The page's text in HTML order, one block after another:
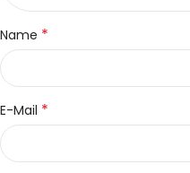
Name *
E-Mail *